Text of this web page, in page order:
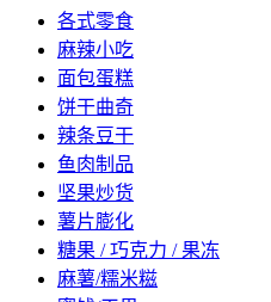
各式零食
麻辣小吃
面包蛋糕
饼干曲奇
辣条豆干
鱼肉制品
坚果炒货
薯片膨化
糖果 / 巧克力 / 果冻
麻薯/糯米糍